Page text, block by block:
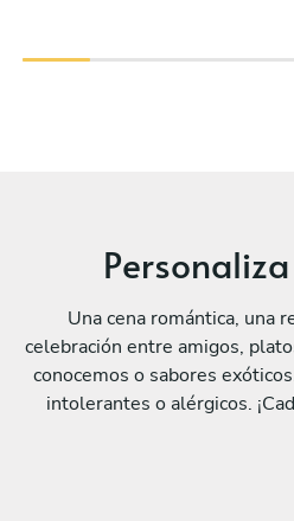
Una cena romántica, una
celebración entre amigos,
conocemos o sabores
intolerantes o alérgicos.